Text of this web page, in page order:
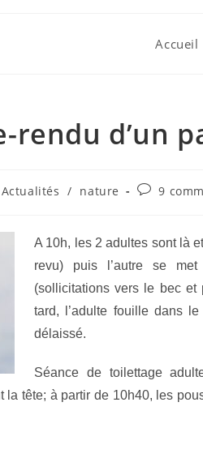
Accueil
rendu d’un
Actualités / nature
publication :
9
A 10h, les 2 adultes sont là
revu) puis l’autre se
(sollicitations vers le bec
tard, l’adulte fouille dans
délaissé.
Séance de toilettage
la tête; à partir de 10h40, les